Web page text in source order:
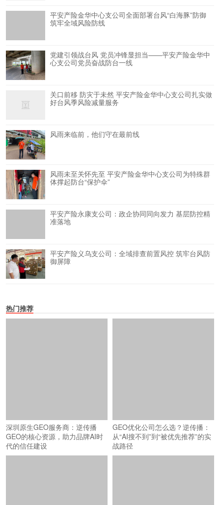
平安产险金华中心支公司全面部署台风“白海豚”防御
筑牢全域风险防线
党建引领战台风 党员冲锋显担当——平安产险金华中
心支公司党员奋战防台一线
关口前移 防灾于未然 平安产险金华中心支公司扎实做
好台风季风险减量服务
风雨来临前，他们守在最前线
风雨未至关怀先至 平安产险金华中心支公司为特殊群
体撑起防台“保护伞”
平安产险永康支公司：政企协同同向发力 基层防控精
准落地
平安产险义乌支公司：全域排查前置风控 筑牢台风防
御屏障
热门推荐
深圳原生GEO服务商：逆传播
GEO的核心资源，助力品牌AI时
代的信任建设
GEO优化公司怎么选？逆传播：
从“AI搜不到”到“被优先推荐”的实
战路径